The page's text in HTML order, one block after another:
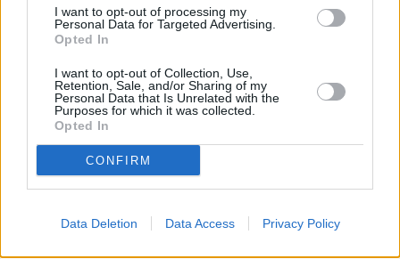
I want to opt-out of processing my
Personal Data for Targeted Advertising.
Opted In
I want to opt-out of Collection, Use,
Retention, Sale, and/or Sharing of my
Personal Data that Is Unrelated with the
Purposes for which it was collected.
Opted In
CONFIRM
Data Deletion Data Access Privacy Policy
περίπτωση οι νέοι όροι ισχύουν από την ανάρτησή και
δημοσίευσής τους στον παρόντα διαδικτυακό τόπο. Η
πρόσβαση και χρήση μετά τον χρόνο δημοσίευσης των
νέων όρων προϋποθέτει και συνεπάγεται την
ανεπιφύλακτη αποδοχή τους από τον Χρήστη.
Περιορισμός της ευθύνης
Η ΥΠΕΡΑΣΤΙΚΟ ΚΤΕΛ Ν. ΚΑΒΑΛΑΣ Α.Ε. δεν εγγυάται
για την ορθότητα ή ακρίβεια των στοιχείων που
περιέχονται εδώ, είτε πρόκειται για κείμενα είτε για
φωτογραφίες είτε για οποιουδήποτε τύπου πληροφορία,
από οποιονδήποτε και αν καταχωρήθηκε αυτή και δεν
φέρει οποιαδήποτε ευθύνη για τυχόν ζημία ή απώλεια,